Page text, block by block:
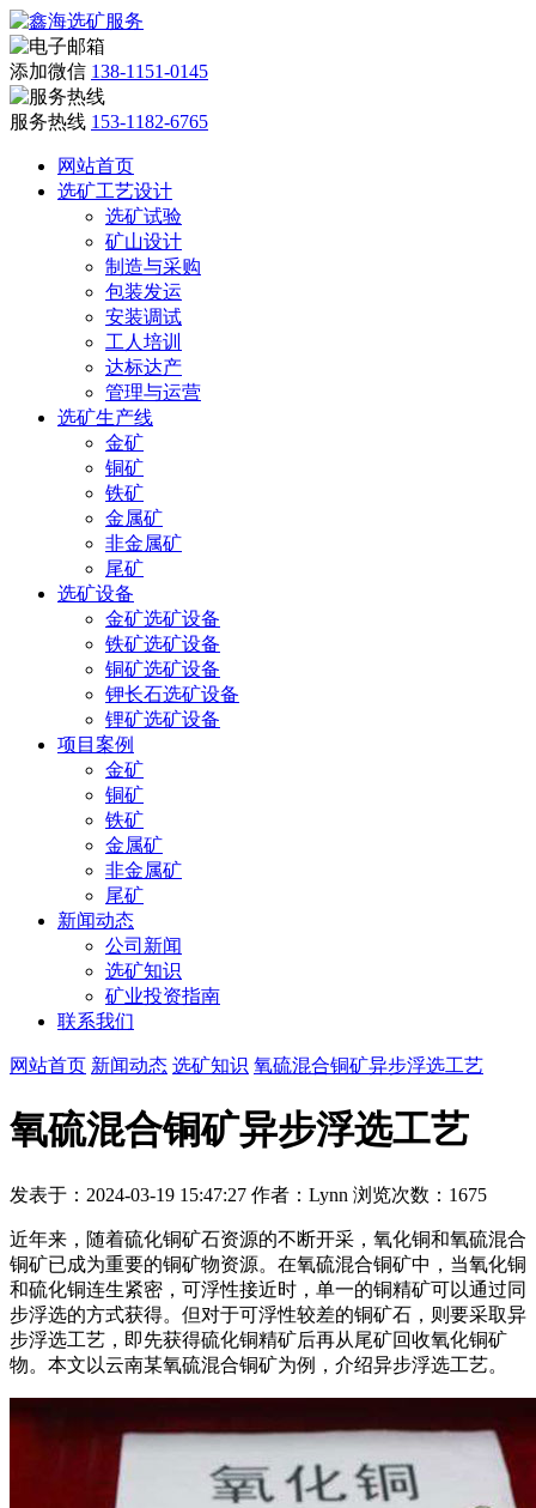
添加微信 138-1151-0145
服务热线 153-1182-6765
网站首页
选矿工艺设计
选矿试验
矿山设计
制造与采购
包装发运
安装调试
工人培训
达标达产
管理与运营
选矿生产线
金矿
铜矿
铁矿
金属矿
非金属矿
尾矿
选矿设备
金矿选矿设备
铁矿选矿设备
铜矿选矿设备
钾长石选矿设备
锂矿选矿设备
项目案例
金矿
铜矿
铁矿
金属矿
非金属矿
尾矿
新闻动态
公司新闻
选矿知识
矿业投资指南
联系我们
网站首页 新闻动态 选矿知识 氧硫混合铜矿异步浮选工艺
氧硫混合铜矿异步浮选工艺
发表于：2024-03-19 15:47:27 作者：Lynn 浏览次数：1675
近年来，随着硫化铜矿石资源的不断开采，氧化铜和氧硫混合
铜矿已成为重要的铜矿物资源。在氧硫混合铜矿中，当氧化铜
和硫化铜连生紧密，可浮性接近时，单一的铜精矿可以通过同
步浮选的方式获得。但对于可浮性较差的铜矿石，则要采取异
步浮选工艺，即先获得硫化铜精矿后再从尾矿回收氧化铜矿
物。本文以云南某氧硫混合铜矿为例，介绍异步浮选工艺。